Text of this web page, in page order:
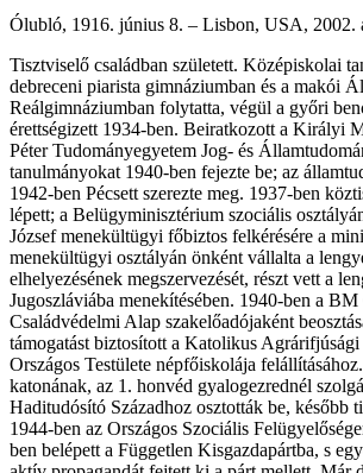
Ólubló, 1916. június 8. – Lisbon, USA, 2002.
Tisztviselő családban született. Középiskolai
debreceni piarista gimnáziumban és a makói
Reálgimnáziumban folytatta, végül a győri
érettségizett 1934-ben. Beiratkozott a Királyi
Péter Tudományegyetem Jog- és
tanulmányokat 1940-ben fejezte be; az
1942-ben Pécsett szerezte meg. 1937-ben
lépett; a Belügyminisztérium szociális
József menekültügyi főbiztos felkérésére a
menekültügyi osztályán önként vállalta a
elhelyezésének megszervezését, részt vett a
Jugoszláviába menekítésében. 1940-ben a
Családvédelmi Alap szakelőadójaként
támogatást biztosított a Katolikus
Országos Testülete népfőiskolája
katonának, az 1. honvéd gyalogezrednél
Haditudósító Századhoz osztották be, később
1944-ben az Országos Szociális
ben belépett a Független Kisgazdapártba, s